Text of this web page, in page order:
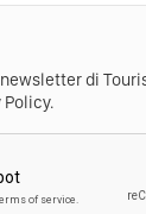
di